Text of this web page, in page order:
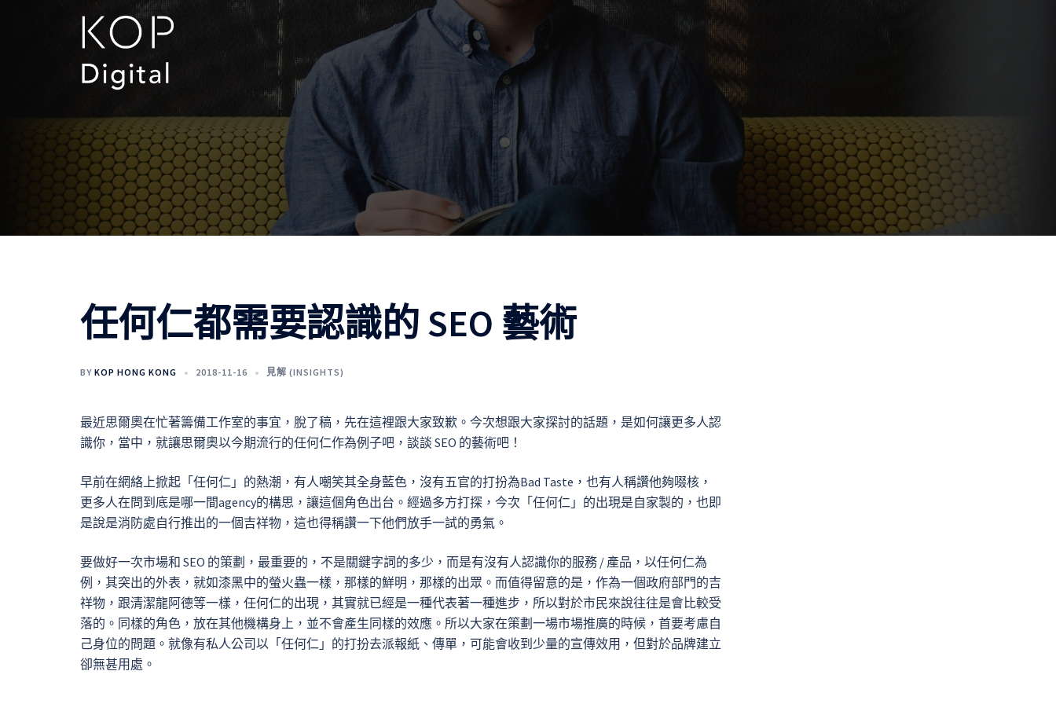
任何仁都需要認識的 SEO 藝術
BY KOP HONG KONG 2018-11-16 見解 (INSIGHTS)
最近思爾奧在忙著籌備工作室的事宜，脫了稿，先在這裡跟大家致歉。今次想跟大家探討的話題，是如何讓更多人認
識你，當中，就讓思爾奧以今期流行的任何仁作為例子吧，談談 SEO 的藝術吧！
早前在網絡上掀起「任何仁」的熱潮，有人嘲笑其全身藍色，沒有五官的打扮為Bad Taste，也有人稱讚他夠啜核，
更多人在問到底是哪一間agency的構思，讓這個角色出台。 經過多方打探，今次「任何仁」的出現是自家製的，也即
是說是消防處自行推出的一個吉祥物，這也得稱讚一下他們放手一試的勇氣。
要做好一次市場和 SEO 的策劃，最重要的，不是關鍵字詞的多少，而是有沒有人認識你的服務 / 產品，以任何仁為
例，其突出的外表，就如漆黑中的螢火蟲一樣，那樣的鮮明，那樣的出眾。而值得留意的是，作為一個政府部門的吉
祥物，跟清潔龍阿德等一樣，任何仁的出現，其實就已經是一種代表著一種進步，所以對於市民來說往往是會比較受
落的。同樣的角色，放在其他機構身上，並不會產生同樣的效應。所以大家在策劃一場市場推廣的時候，首要考慮自
己身位的問題。就像有私人公司以「任何仁」的打扮去派報紙、傳單，可能會收到少量的宣傳效用，但對於品牌建立
卻無甚用處。